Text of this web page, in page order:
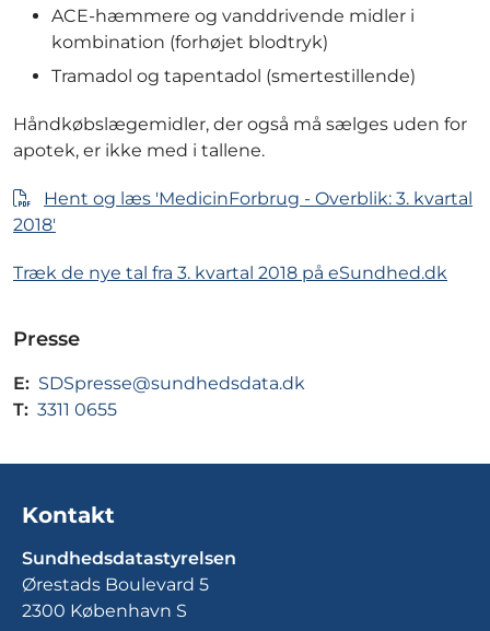
ACE-hæmmere og vanddrivende midler i
kombination (forhøjet blodtryk)
Tramadol og tapentadol (smertestillende)
Håndkøbslægemidler, der også må sælges uden for
apotek, er ikke med i tallene.
Hent og læs 'MedicinForbrug - Overblik: 3. kvartal
2018'
Træk de nye tal fra 3. kvartal 2018 på eSundhed.dk
Presse
E: SDSpresse@sundhedsdata.dk
T: 3311 0655
Kontakt
Sundhedsdatastyrelsen
Ørestads Boulevard 5
2300 København S